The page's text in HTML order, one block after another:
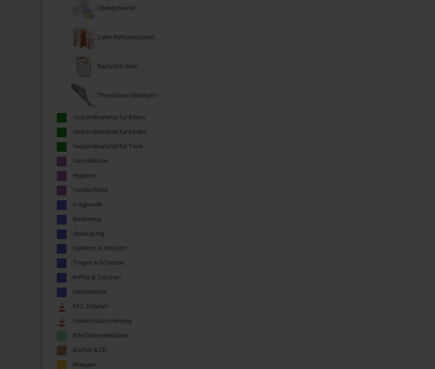
Übungsbeutel
Zahn-Rettungsboxen
Replantat-Sets
Thrombose-Strümpfe
Verbandmaterial für Babys
Verbandmaterial für Kinder
Verbandmaterial für Tiere
Desinfektion
Hygiene
Handschuhe
Diagnostik
Beatmung
Absaugung
Injektion & Infusion
Tragen & Schienen
Koffer & Taschen
Instrumente
KFZ Zubehör
Verkehrsabsicherung
BtM Dokumentation
Bücher & CD
Waagen